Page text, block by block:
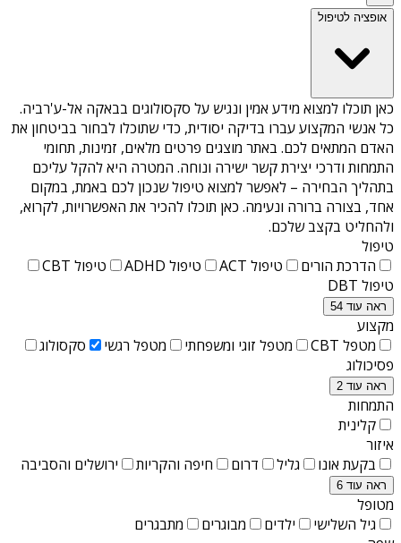
אופציה לטיפול
כאן תוכלו למצוא מידע אמין ונגיש על סקסולוגים בבאקה אל-ע'רביה.
כל אנשי המקצוע עברו בדיקה יסודית, כדי שתוכלו לבחור בביטחון את
האדם המתאים לכם. באתר מוצגים פרטים מלאים, זמינות, תחומי
התמחות ודרכי יצירת קשר ישירה ונוחה. המטרה היא להקל עליכם
בתהליך הבחירה – לאפשר למצוא טיפול שנכון לכם באמת, במקום
אחד, בצורה ברורה ונעימה. כאן תוכלו להכיר את האפשרויות, לקרוא,
ולהחליט בקצב שלכם.
טיפול
הדרכת הורים
טיפול ACT טיפול ADHD
טיפול CBT
טיפול DBT
ראה עוד 54
מקצוע
מטפל CBT
מטפל זוגי ומשפחתי מטפל רגשי
סקסולוג
פסיכולוג
ראה עוד 2
התמחות
קלינית
איזור
בקעת אונו
גליל דרום חיפה והקריות ירושלים והסביבה
ראה עוד 6
מטופל
גיל השלישי
ילדים מבוגרים
מתבגרים